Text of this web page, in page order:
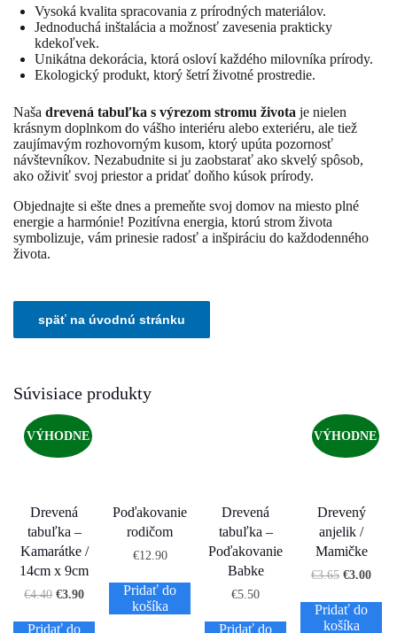
Vysoká kvalita spracovania z prírodných materiálov.
Jednoduchá inštalácia a možnosť zavesenia prakticky
kdekoľvek.
Unikátna dekorácia, ktorá osloví každého milovníka prírody.
Ekologický produkt, ktorý šetrí životné prostredie.
Naša drevená tabuľka s výrezom stromu života je nielen
krásnym doplnkom do vášho interiéru alebo exteriéru, ale tiež
zaujímavým rozhovorným kusom, ktorý upúta pozornosť
návštevníkov. Nezabudnite si ju zaobstarať ako skvelý spôsob,
ako oživiť svoj priestor a pridať doňho kúsok prírody.
Objednajte si ešte dnes a premeňte svoj domov na miesto plné
energie a harmónie! Pozitívna energia, ktorú strom života
symbolizuje, vám prinesie radosť a inšpiráciu do každodenného
života.
Súvisiace produkty
VÝHODNE
Drevená
tabuľka –
Kamarátke /
14cm x 9cm
€4.40 €3.90
Pridať do
Poďakovanie
rodičom
€12.90
Pridať do
košíka
Drevená
tabuľka –
Poďakovanie
Babke
€5.50
Pridať do
VÝHODNE
Drevený
anjelik /
Mamičke
€3.65 €3.00
Pridať do
košíka